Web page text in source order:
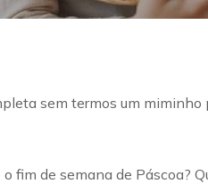
sem termos um
fim de semana de Páscoa?